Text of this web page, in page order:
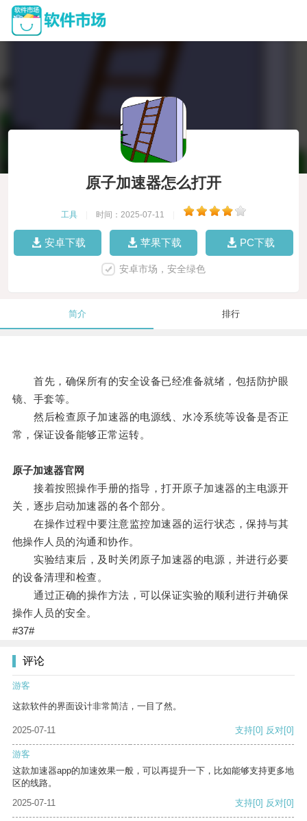
原子加速器怎么打开
工具 时间：2025-07-11
安卓下载 苹果下载 PC下载
安卓市场，安全绿色
简介 排行
首先，确保所有的安全设备已经准备就绪，包括防护眼
镜、手套等。
然后检查原子加速器的电源线、水冷系统等设备是否正
常，保证设备能够正常运转。
原子加速器官网
接着按照操作手册的指导，打开原子加速器的主电源开
关，逐步启动加速器的各个部分。
在操作过程中要注意监控加速器的运行状态，保持与其
他操作人员的沟通和协作。
实验结束后，及时关闭原子加速器的电源，并进行必要
的设备清理和检查。
通过正确的操作方法，可以保证实验的顺利进行并确保
操作人员的安全。
#37#
评论
游客
这款软件的界面设计非常简洁，一目了然。
2025-07-11 支持[0] 反对[0]
游客
这款加速器app的加速效果一般，可以再提升一下，比如能够支持更多地
区的线路。
2025-07-11
支持[0] 反对[0]